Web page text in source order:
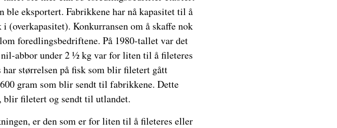
ble eksportert. Fabrikkene har nå kapasitet til å
(overkapasitet). Konkurransen om å skaffe nok
foredlingsbedriftene. På 1980-tallet var det
abbor under 2 ½ kg var for liten til å fileteres
størrelsen på fisk som blir filetert gått
gram som blir sendt til fabrikkene. Dette
blir filetert og sendt til utlandet.
er den som er for liten til å fileteres eller